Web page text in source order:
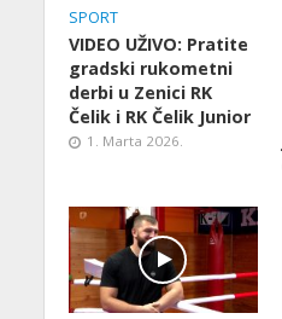
SPORT
VIDEO UŽIVO: Pratite
gradski rukometni
derbi u Zenici RK
Čelik i RK Čelik Junior
1. Marta 2026.